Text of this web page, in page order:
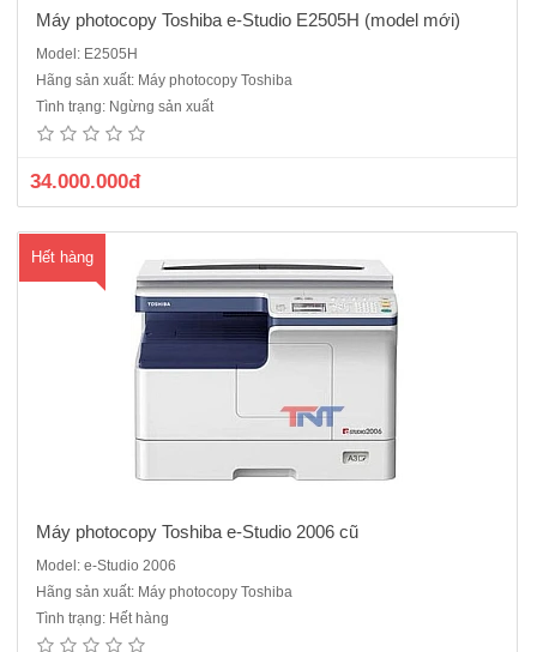
Máy photocopy Toshiba e-Studio E2505H (model mới)
Model: E2505H
Hãng sản xuất: Máy photocopy Toshiba
Tình trạng: Ngừng sản xuất
34.000.000đ
Hết hàng
Máy photocopy Toshiba e-Studio 2006 cũMáy Photocopy kỹ thuật số,
Laser trắng đenChức năng chuẩn : Copy + In + ScanKhổ giấy tối đa:
A3Tốc độ: 20 trang/phút/A4Độ phân giải : 1.200 x 600dpiThời gian
copy bản đầu tiên: 7 giâyThời gian làm nóng máy : 20 g..
Máy photocopy Toshiba e-Studio 2006 cũ
Model: e-Studio 2006
Hãng sản xuất: Máy photocopy Toshiba
Tình trạng: Hết hàng
Máy photocopy đen trắng Toshiba e-Studio 3008A - máy cũ nhập
khẩu Chức năng: Photo/ in mạng/scan màu RADF: Tự động nạp và
đảo bản gốc : Có sẵn. ADU : Tự động đảo mặt bản sao: Có sẵn. Màn